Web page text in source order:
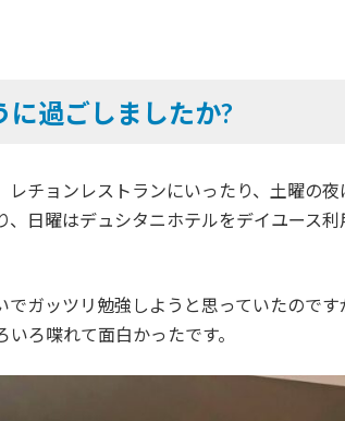
過ごしましたか?
チョンレストランにいったり、土曜の
日曜はデュシタニホテルをデイユース利
ガッツリ勉強しようと思っていたのです
ろ喋れて面白かったです。